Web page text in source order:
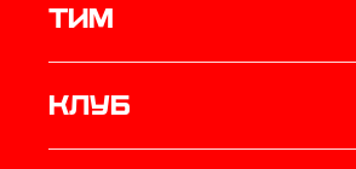
ТИМ
Клуб